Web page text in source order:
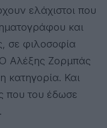
ελάχιστοι που
και
σε φιλοσοφία
Αλέξης Ζορμπάς
κατηγορία. Και
που του έδωσε